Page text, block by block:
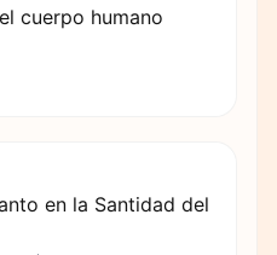
cuerpo humano
en la Santidad del